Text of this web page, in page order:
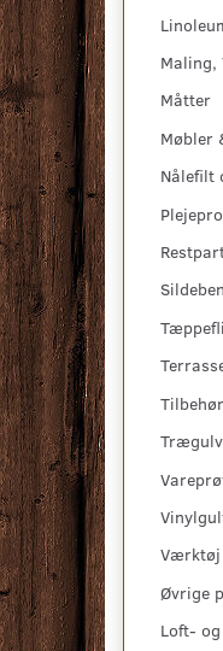
Maling,
Måtter
Møbler
Nålefilt
Tilbehør
Værktøj
Øvrige
Loft-
PERGO KUNGSHAMN
SILDEBENSGULV -
HERITAGE OAK -
KAMPAGNE